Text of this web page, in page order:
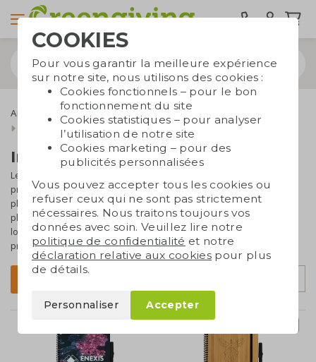
Articles de bureau
carnets personnalisables
Carnets à anneaux
Impression de carnets à anneaux
Les carnets à anneaux sont un excellent ajout à votre matériel
promotionnel. Leur principal avantage : les pages restent bien en
place, ils peuvent être facilement tournés et restent bien ouverts à
plat. Cela les rend très pratiques à utiliser. Faites imprimer votre
logo sur ces carnets à anneaux pour obtenir un magnifique objet
promotionnel ou cadeau d’affaires !
COOKIES
Pour vous garantir la meilleure expérience
sur notre site, nous utilisons des cookies :
Cookies fonctionnels – pour le bon
fonctionnement du site
Cookies statistiques – pour analyser
l’utilisation de notre site
Cookies marketing – pour des
publicités personnalisées
Vous pouvez accepter tous les cookies ou
refuser ceux qui ne sont pas strictement
nécessaires. Nous traitons toujours vos
données avec soin. Veuillez lire notre
politique de confidentialité et notre
déclaration relative aux cookies pour plus
de détails.
Personnaliser Accepter